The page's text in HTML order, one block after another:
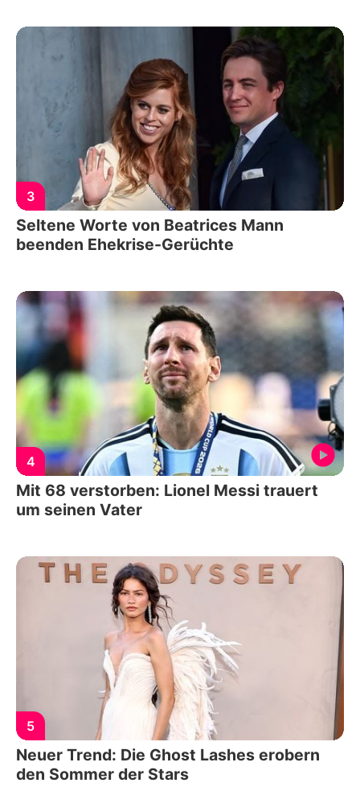
3
Seltene Worte von Beatrices Mann
beenden Ehekrise-Gerüchte
4
Mit 68 verstorben: Lionel Messi trauert
um seinen Vater
5
Neuer Trend: Die Ghost Lashes erobern
den Sommer der Stars